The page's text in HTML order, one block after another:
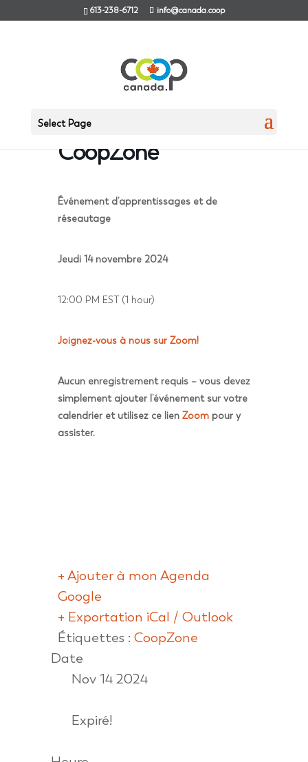
613-238-6712 info@canada.coop
Select Page
Lunch & Learn avec
CoopZone
Événement d’apprentissages et de
réseautage
Jeudi 14 novembre 2024
12:00 PM EST (1 hour)
Joignez-vous à nous sur Zoom!
Aucun enregistrement requis – vous devez
simplement ajouter l’événement sur votre
calendrier et utilisez ce lien Zoom pour y
assister.
+ Ajouter à mon Agenda
Google
+ Exportation iCal / Outlook
Étiquettes : CoopZone
Date
Nov 14 2024
Expiré!